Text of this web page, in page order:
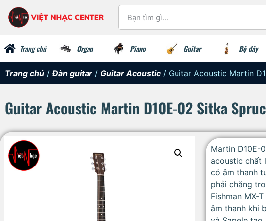
Trang chủ Organ Piano Guitar Bộ dây
Trang chủ /Đàn guitar / Guitar Acoustic / Guitar Acoustic Martin
Guitar Acoustic Martin D10E-02 Sitka
Martin D10E-
acoustic chất
có âm thanh
phải chăng
Fishman MX-
âm thanh khi